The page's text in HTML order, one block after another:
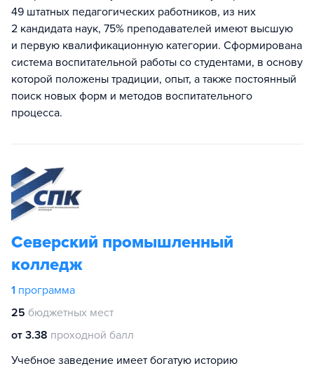
49 штатных педагогических работников, из них
2 кандидата наук, 75% преподавателей имеют высшую
и первую квалификационную категории. Сформирована
система воспитательной работы со студентами, в основу
которой положены традиции, опыт, а также постоянный
поиск новых форм и методов воспитательного
процесса.
Северский промышленный
колледж
1 программа
25 бюджетных мест
от 3.38 проходной балл
Учебное заведение имеет богатую историю